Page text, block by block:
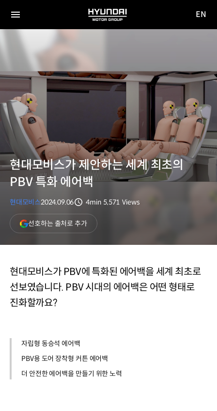
전체
HYUNDAI
MOTOR
EN
현대모비스가 제안하는 세계 최초의
PBV 특화 에어백
현대모비스2024.09.06
4min 5,571 Views
선호하는 출처로 추가(새
창
열림)
현대모비스가 PBV에 특화된 에어백을 세계 최초로
선보였습니다. PBV 시대의 에어백은 어떤 형태로
진화할까요?
자립형 동승석 에어백
PBV용 도어 장착형 커튼 에어백
더 안전한 에어백을 만들기 위한 노력